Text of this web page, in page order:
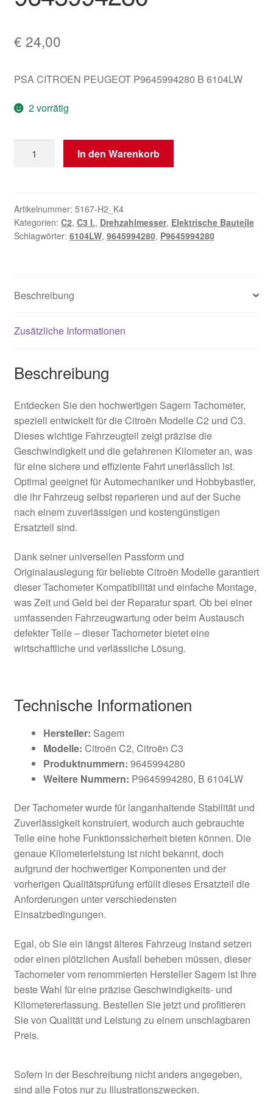
€ 24,00
PSA CITROEN PEUGEOT P9645994280 B 6104LW
2 vorrätig
Tachometer
C2
C3
9645994280
In den Warenkorb
Artikelnummer: 5167-H2_K4
Kategorien: C2, C3 I., Drehzahlmesser, Elektrische Bauteile
Schlagwörter: 6104LW, 9645994280, P9645994280
Beschreibung
Zusätzliche Informationen
Beschreibung
Entdecken Sie den hochwertigen Sagem Tachometer,
speziell entwickelt für die Citroën Modelle C2 und C3.
Dieses wichtige Fahrzeugteil zeigt präzise die
Geschwindigkeit und die gefahrenen Kilometer an, was
für eine sichere und effiziente Fahrt unerlässlich ist.
Optimal geeignet für Automechaniker und Hobbybastler,
die ihr Fahrzeug selbst reparieren und auf der Suche
nach einem zuverlässigen und kostengünstigen
Ersatzteil sind.
Dank seiner universellen Passform und
Originalauslegung für beliebte Citroën Modelle garantiert
dieser Tachometer Kompatibilität und einfache Montage,
was Zeit und Geld bei der Reparatur spart. Ob bei einer
umfassenden Fahrzeugwartung oder beim Austausch
defekter Teile – dieser Tachometer bietet eine
wirtschaftliche und verlässliche Lösung.
Technische Informationen
Hersteller: Sagem
Modelle: Citroën C2, Citroën C3
Produktnummern: 9645994280
Weitere Nummern: P9645994280, B 6104LW
Der Tachometer wurde für langanhaltende Stabilität und
Zuverlässigkeit konstruiert, wodurch auch gebrauchte
Teile eine hohe Funktionssicherheit bieten können. Die
genaue Kilometerleistung ist nicht bekannt, doch
aufgrund der hochwertiger Komponenten und der
vorherigen Qualitätsprüfung erfüllt dieses Ersatzteil die
Anforderungen unter verschiedensten
Einsatzbedingungen.
Egal, ob Sie ein längst älteres Fahrzeug instand setzen
oder einen plötzlichen Ausfall beheben müssen, dieser
Tachometer vom renommierten Hersteller Sagem ist Ihre
beste Wahl für eine präzise Geschwindigkeits- und
Kilometererfassung. Bestellen Sie jetzt und profitieren
Sie von Qualität und Leistung zu einem unschlagbaren
Preis.
Sofern in der Beschreibung nicht anders angegeben,
sind alle Fotos nur zu Illustrationszwecken.